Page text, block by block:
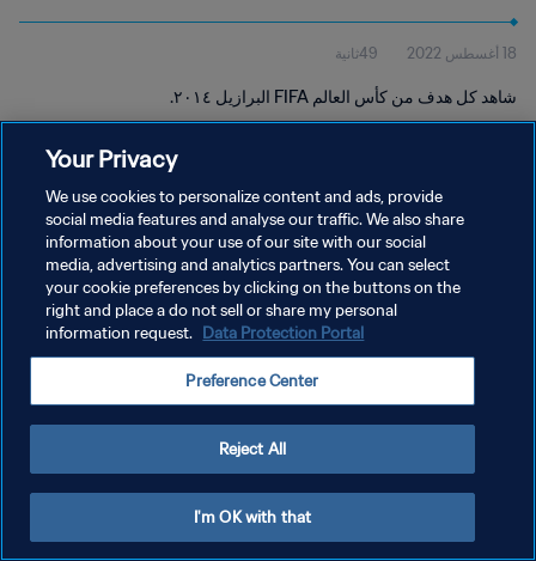
البرازيل ٢٠١٤
18 أغسطس 2022 49ثانية
شاهد كل هدف من كأس العالم FIFA البرازيل ٢٠١٤.
سياسة الخصوصية
شروط الخدمة
إدارة تفضيلات ملفات تعريف الارتباط
Your Privacy
We use cookies to personalize content and ads, provide
social media features and analyse our traffic. We also share
information about your use of our site with our social
media, advertising and analytics partners. You can select
your cookie preferences by clicking on the buttons on the
right and place a do not sell or share my personal
information request. Data Protection Portal
Preference Center
Reject All
I'm OK with that